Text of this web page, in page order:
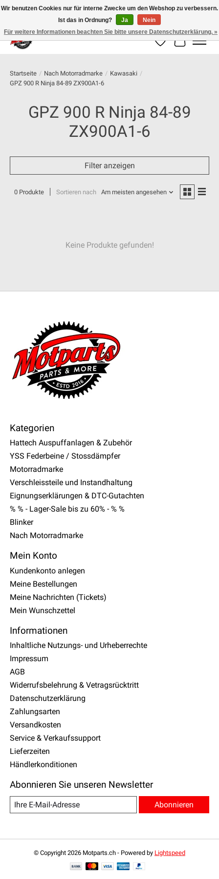
100% schweizer Onlineshop für Dein Motorrad
Wunschzettel
Ihr
Startseite / Nach Motorradmarke / Kawasaki /
GPZ 900 R Ninja 84-89 ZX900A1-6
GPZ 900 R Ninja 84-89
ZX900A1-6
Filter anzeigen
0 Produkte Sortieren nach Am meisten angesehen
Keine Produkte gefunden!
Kategorien
Hattech Auspuffanlagen & Zubehör
YSS Federbeine / Stossdämpfer
Motorradmarke
Verschleissteile und Instandhaltung
Eignungserklärungen & DTC-Gutachten
% % - Lager-Sale bis zu 60% - % %
Blinker
Nach Motorradmarke
Mein Konto
Kundenkonto anlegen
Meine Bestellungen
Meine Nachrichten (Tickets)
Mein Wunschzettel
Informationen
Inhaltliche Nutzungs- und Urheberrechte
Impressum
AGB
Widerrufsbelehrung & Vetragsrücktritt
Datenschutzerklärung
Zahlungsarten
Versandkosten
Service & Verkaufssupport
Lieferzeiten
Händlerkonditionen
Abonnieren Sie unseren Newsletter
Abonnieren
© Copyright 2026 Motparts.ch - Powered by Lightspeed
Wir benutzen Cookies nur für interne Zwecke um den Webshop zu verbessern.
Ist das in Ordnung?
Ja
Nein
Für weitere Informationen beachten Sie bitte unsere Datenschutzerklärung. »